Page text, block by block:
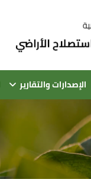
الإصدارات والتقارير